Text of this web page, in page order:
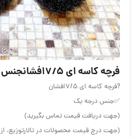
فرچه کاسه ای ۷/۵افشانجنس درجه یک
?فرچه کاسه ای ۷/۵افشان
✅جنس درجه یک
(جهت دریافت قیمت تماس بگیرید)
(جهت درج قیمت محصولات در تالارتوزیع، از